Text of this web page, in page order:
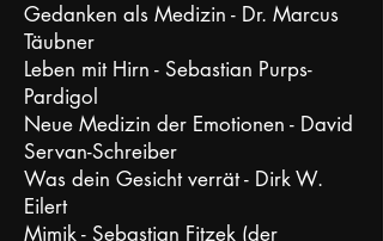
Gedanken als Medizin - Dr. Marcus
Täubner
Leben mit Hirn - Sebastian Purps-
Pardigol
Neue Medizin der Emotionen - David
Servan-Schreiber
Was dein Gesicht verrät - Dirk W.
Eilert
Mimik - Sebastian Fitzek (der